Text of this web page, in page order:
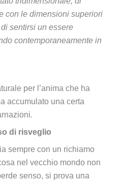
con le dimensioni superiori
sentirsi un essere
contemporaneamente in
per l’anima che ha
accumulato una certa
di risveglio
sempre con un richiamo
nel vecchio mondo non
senso, si prova una